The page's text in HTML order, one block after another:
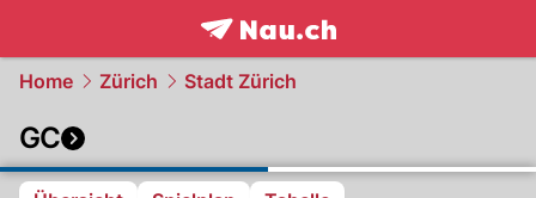
frontpage.NAU.ch
Home Zürich Stadt Zürich
GC